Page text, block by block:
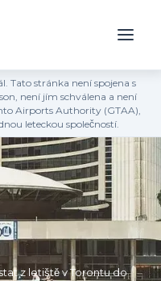
Tato stránka není spojena s
není jím schválena a není
Airports Authority (GTAA),
leteckou společností.
z letiště v Torontu do